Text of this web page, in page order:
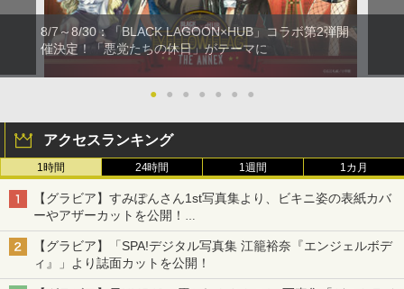
8/7～8/30：「BLACK LAGOON×HUB」コラボ第2弾開
催決定！「悪党たちの休日」がテーマに
● ● ● ● ● ● ●
アクセスランキング
1時間 24時間 1週間 1カ月
【グラビア】すみぽんさん1st写真集より、ビキニ姿の表紙カバ
ーやアザーカットを公開！
タイトルは「offcourt（オフコート）」に決定
【グラビア】「SPA!デジタル写真集 江籠裕奈『エンジェルボデ
ィ』」より誌面カットを公開！